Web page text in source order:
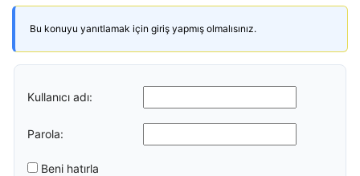
Bu konuyu yanıtlamak için giriş yapmış olmalısınız.
Kullanıcı adı:
Parola:
Beni hatırla